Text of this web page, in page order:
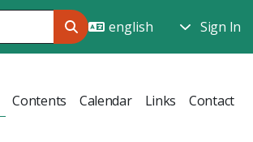
Sign In
Contents Calendar Links Contact